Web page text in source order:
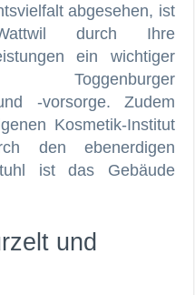
abgesehen, ist
durch Ihre
ein wichtiger
-vorsorge. Zudem
Kosmetik-Institut
den ebenerdigen
ist das Gebäude
und